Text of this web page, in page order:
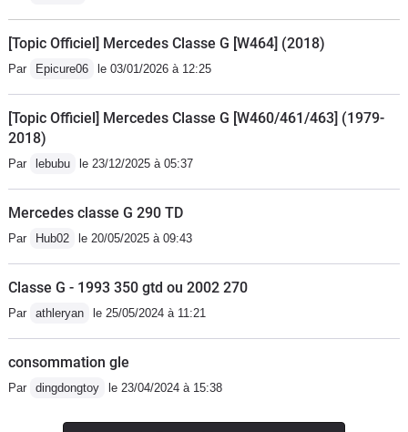
[Topic Officiel] Mercedes Classe G [W464] (2018)
Par Epicure06 le 03/01/2026 à 12:25
[Topic Officiel] Mercedes Classe G [W460/461/463] (1979-
2018)
Par lebubu le 23/12/2025 à 05:37
Mercedes classe G 290 TD
Par Hub02 le 20/05/2025 à 09:43
Classe G - 1993 350 gtd ou 2002 270
Par athleryan le 25/05/2024 à 11:21
consommation gle
Par dingdongtoy le 23/04/2024 à 15:38